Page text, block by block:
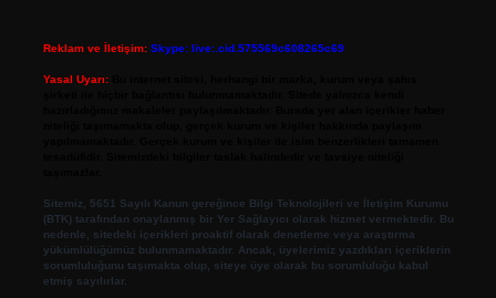
Reklam ve İletişim: Skype: live:.cid.575569c608265c69
Yasal Uyarı:
Sitemiz, 5651 Sayılı Kanun gereğince Bilgi Teknolojileri ve İletişim Kurumu
(BTK) tarafından onaylanmış bir Yer Sağlayıcı olarak hizmet vermektedir. Bu
nedenle, sitedeki içerikleri proaktif olarak denetleme veya araştırma
yükümlülüğümüz bulunmamaktadır. Ancak, üyelerimiz yazdıkları içeriklerin
sorumluluğunu taşımakta olup, siteye üye olarak bu sorumluluğu kabul
etmiş sayılırlar.